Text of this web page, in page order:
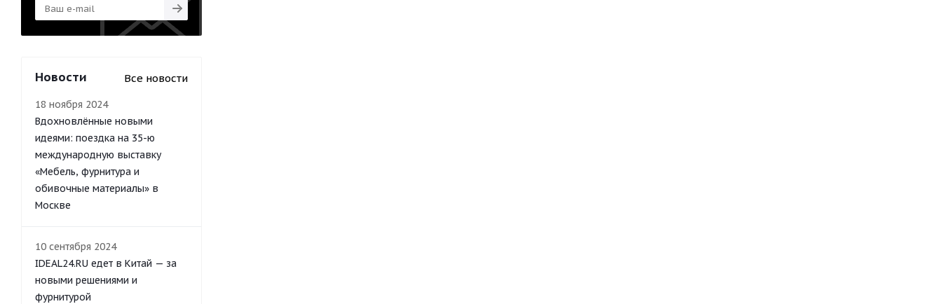
Новости Все новости
18 ноября 2024
Вдохновлённые новыми
идеями: поездка на 35-ю
международную выставку
«Мебель, фурнитура и
обивочные материалы» в
Москве
10 сентября 2024
IDEAL24.RU едет в Китай — за
новыми решениями и
фурнитурой